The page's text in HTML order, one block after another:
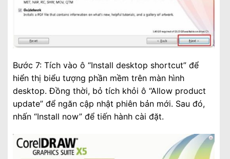
Bước 7: Tích vào ô “Install desktop shortcut” để
hiển thị biểu tượng phần mềm trên màn hình
desktop. Đồng thời, bỏ tích khỏi ô “Allow product
update” để ngăn cập nhật phiên bản mới. Sau đó,
nhấn “Install now” để tiến hành cài đặt.